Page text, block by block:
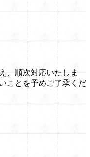
、順次対応いたしま
ことを予めご了承くだ